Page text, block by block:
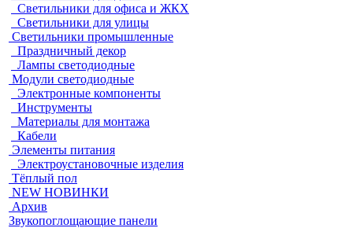
Светильники для офиса и ЖКХ
Светильники для улицы
Светильники промышленные
Праздничный декор
Лампы светодиодные
Модули светодиодные
Электронные компоненты
Инструменты
Материалы для монтажа
Кабели
Элементы питания
Электроустановочные изделия
Тёплый пол
NEW НОВИНКИ
Архив
Звукопоглощающие панели